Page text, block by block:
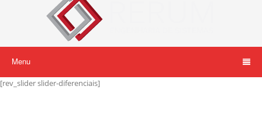
Menu
[rev_slider slider-diferenciais]